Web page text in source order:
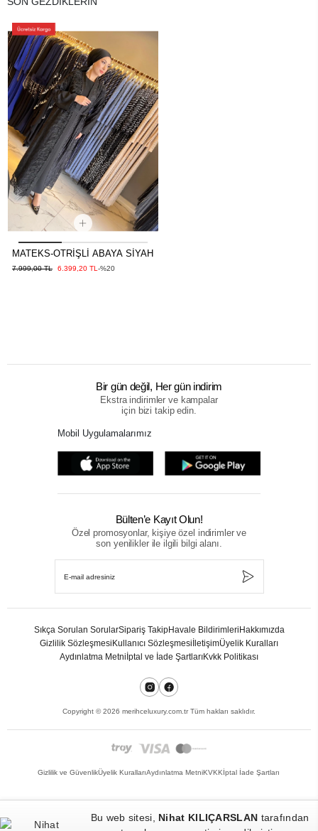
MATEKS-OTRİŞLİ ABAYA SİYAH
7.999,00 TL 6.399,20 TL-%20
Bir gün değil, Her gün indirim
Ekstra indirimler ve kampalar
için bizi takip edin.
Mobil Uygulamalarımız
Bülten’e Kayıt Olun!
Özel promosyonlar, kişiye özel indirimler ve
son yenilikler ile ilgili bilgi alanı.
Sıkça Sorulan SorularSipariş TakipHavale Bildirimleri Hakkımızda
Gizlilik Sözleşmesi Kullanıcı Sözleşmesi İletişimÜyelik Kuralları
Aydınlatma Metni İptal ve İade ŞartlarıKvkk Politikası
Copyright ©2026 merihceluxury.com.tr Tüm hakları saklıdır.
Gizlilik ve GüvenlikÜyelik KurallarıAydınlatma MetniKVKK İptal İade Şartları
Bu web sitesi, Nihat KILIÇARSLAN tarafından